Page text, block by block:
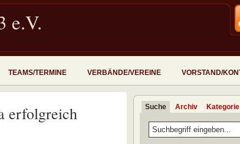
e.V.
TEAMS/TERMINE VERBÄNDE/VEREINE VORSTAND/
erfolgreich Suche Archiv Kategorie